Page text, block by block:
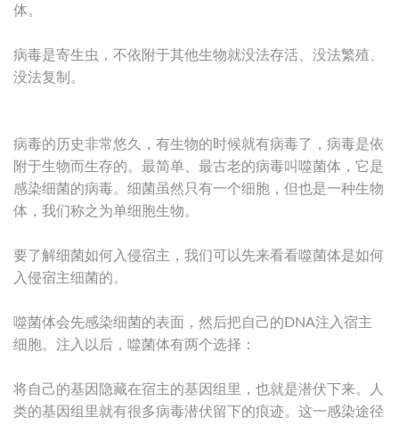
体。
病毒是寄生虫，不依附于其他生物就没法存活、没法繁殖、
没法复制。
病毒的历史非常悠久，有生物的时候就有病毒了，病毒是依
附于生物而生存的。最简单、最古老的病毒叫噬菌体，它是
感染细菌的病毒。细菌虽然只有一个细胞，但也是一种生物
体，我们称之为单细胞生物。
要了解细菌如何入侵宿主，我们可以先来看看噬菌体是如何
入侵宿主细菌的。
噬菌体会先感染细菌的表面，然后把自己的DNA注入宿主
细胞。注入以后，噬菌体有两个选择：
将自己的基因隐藏在宿主的基因组里，也就是潜伏下来。人
类的基因组里就有很多病毒潜伏留下的痕迹。这一感染途径